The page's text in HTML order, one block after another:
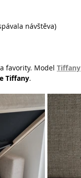
návštěva)
favority. Model Tiffany
Tiffany.